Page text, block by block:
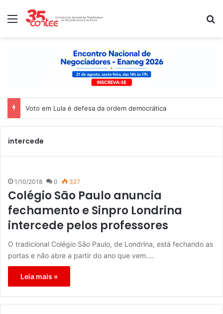
Menu
Voto em Lula é defesa da ordem democrática
intercede
1/10/2018 0 327
Colégio São Paulo anuncia
fechamento e Sinpro Londrina
intercede pelos professores
O tradicional Colégio São Paulo, de Londrina, está fechando as
portas e não abre a partir do ano que vem.…
Leia mais »